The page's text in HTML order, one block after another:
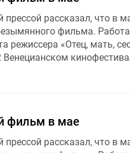
рассказал, что в
фильма.
«Отец, мать,
фильм в мае
рассказал, что в